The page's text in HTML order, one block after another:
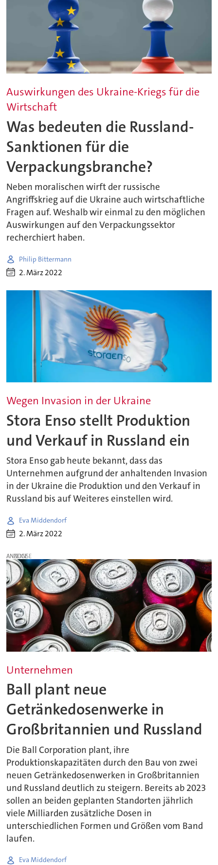
Auswirkungen des Ukraine-Kriegs für die
Wirtschaft
Was bedeuten die Russland-
Sanktionen für die
Verpackungsbranche?
Neben moralischen wirft der russische
Angriffskrieg auf die Ukraine auch wirtschaftliche
Fragen auf. Weshalb wir einmal zu den möglichen
Auswirkungen auf den Verpackungssektor
recherchiert haben.
Philip Bittermann
2. März 2022
Wegen Invasion in der Ukraine
Stora Enso stellt Produktion
und Verkauf in Russland ein
Stora Enso gab heute bekannt, dass das
Unternehmen aufgrund der anhaltenden Invasion
in der Ukraine die Produktion und den Verkauf in
Russland bis auf Weiteres einstellen wird.
Eva Middendorf
2. März 2022
ANZEIGE
Unternehmen
Ball plant neue
Getränkedosenwerke in
Großbritannien und Russland
Die Ball Corporation plant, ihre
Produktionskapazitäten durch den Bau von zwei
neuen Getränkedosenwerken in Großbritannien
und Russland deutlich zu steigern. Bereits ab 2023
sollen an beiden geplanten Standorten jährlich
viele Milliarden zusätzliche Dosen in
unterschiedlichen Formen und Größen vom Band
laufen.
Eva Middendorf